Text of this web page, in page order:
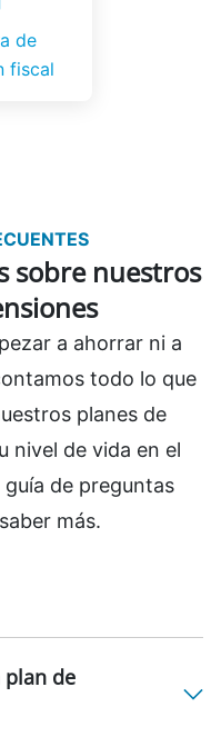
de
fiscal
sobre nuestros
a ahorrar ni a
todo lo que
planes de
nivel de vida en el
de preguntas
más.
plan de